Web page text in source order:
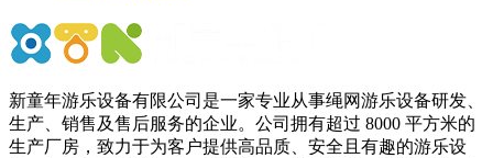
新童年游乐设备有限公司是一家专业从事绳网游乐设备研发、
生产、销售及售后服务的企业。公司拥有超过 8000 平方米的
生产厂房，致力于为客户提供高品质、安全且有趣的游乐设